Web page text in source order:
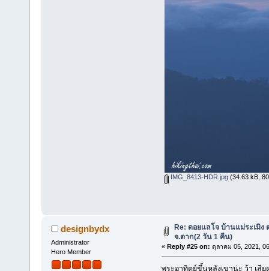
IMG_8413-HDR.jpg(34.63 kB,
designbydx
Administrator
Hero Member
Re: ดอยแลโจ บ้านแม่ระเมิง
จ.ตาก(2 วัน 1 คืน)
« Reply #25 on: ตุลาคม 05, 2021,
พระอาทิตย์ขึ้นหลังเขาน่ะ ว้า เสีย